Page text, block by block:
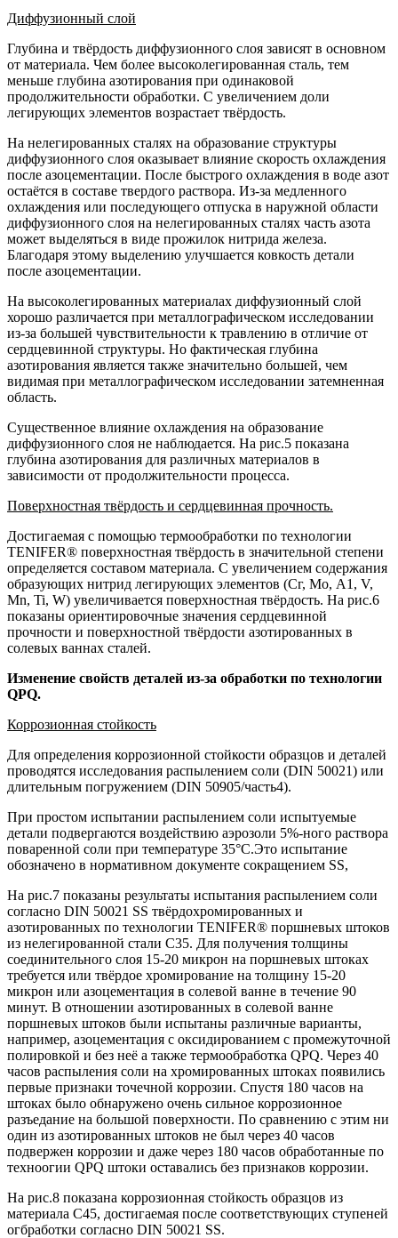
Диффузионный слой
Глубина и твёрдость диффузионного слоя зависят в основном
от материала. Чем более высоколегированная сталь, тем
меньше глубина азотирования при одинаковой
продолжительности обработки. С увеличением доли
легирующих элементов возрастает твёрдость.
На нелегированных сталях на образование структуры
диффузионного слоя оказывает влияние скорость охлаждения
после азоцементации. После быстрого охлаждения в воде азот
остаётся в составе твердого раствора. Из-за медленного
охлаждения или последующего отпуска в наружной области
диффузионного слоя на нелегированных сталях часть азота
может выделяться в виде прожилок нитрида железа.
Благодаря этому выделению улучшается ковкость детали
после азоцементации.
На высоколегированных материалах диффузионный слой
хорошо различается при металлографическом исследовании
из-за большей чувствительности к травлению в отличие от
сердцевинной структуры. Но фактическая глубина
азотирования является также значительно большей, чем
видимая при металлографическом исследовании затемненная
область.
Существенное влияние охлаждения на образование
диффузионного слоя не наблюдается. На рис.5 показана
глубина азотирования для различных материалов в
зависимости от продолжительности процесса.
Поверхностная твёрдость и сердцевинная прочность.
Достигаемая с помощью термообработки по технологии
TENIFER® поверхностная твёрдость в значительной степени
определяется составом материала. С увеличением содержания
образующих нитрид легирующих элементов (Сг, Мо, А1, V,
Mn, Ti, W) увеличивается поверхностная твёрдость. На рис.6
показаны ориентировочные значения сердцевинной
прочности и поверхностной твёрдости азотированных в
солевых ваннах сталей.
Изменение свойств деталей из-за обработки по технологии
QPQ.
Коррозионная стойкость
Для определения коррозионной стойкости образцов и деталей
проводятся исследования распылением соли (DIN 50021) или
длительным погружением (DIN 50905/часть4).
При простом испытании распылением соли испытуемые
детали подвергаются воздействию аэрозоли 5%-ного раствора
поваренной соли при температуре 35°С.Это испытание
обозначено в нормативном документе сокращением SS,
На рис.7 показаны результаты испытания распылением соли
согласно DIN 50021 SS твёрдохромированных и
азотированных по технологии TENIFER® поршневых штоков
из нелегированной стали С35. Для получения толщины
соединительного слоя 15-20 микрон на поршневых штоках
требуется или твёрдое хромирование на толщину 15-20
микрон или азоцементация в солевой ванне в течение 90
минут. В отношении азотированных в солевой ванне
поршневых штоков были испытаны различные варианты,
например, азоцементация с оксидированием с промежуточной
полировкой и без неё а также термообработка QPQ. Через 40
часов распыления соли на хромированных штоках появились
первые признаки точечной коррозии. Спустя 180 часов на
штоках было обнаружено очень сильное коррозионное
разъедание на большой поверхности. По сравнению с этим ни
один из азотированных штоков не был через 40 часов
подвержен коррозии и даже через 180 часов обработанные по
техноогии QPQ штоки оставались без признаков коррозии.
На рис.8 показана коррозионная стойкость образцов из
материала С45, достигаемая после соответствующих ступеней
огбработки согласно DIN 50021 SS.